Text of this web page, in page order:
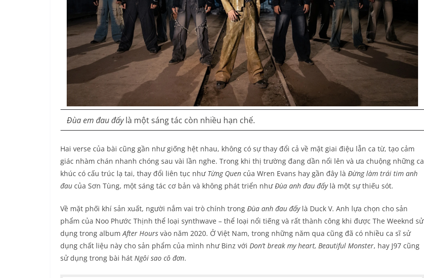
Đùa em đau đấylà một sáng tác còn nhiều hạn chế.
Hai verse của bài cũng gần như giống hệt nhau, không có sự thay đổi cả về mặt giai điệu lẫn ca từ, tạo cảm
giác nhàm chán nhanh chóng sau vài lần nghe. Trong khi thị trường đang dần nổi lên và ưa chuộng những ca
khúc có cấu trúc lạ tai, thay đổi liên tục nhưTừng Quen của Wren Evans hay gần đây là Đừng làm trái tim anh
đau của Sơn Tùng, một sáng tác cơ bản và không phát triển nhưĐùa anh đau đấylà một sự thiếu sót.
Về mặt phối khí sản xuất, người nắm vai trò chính trong Đùa anh đau đấylà Duck V. Anh lựa chọn cho sản
phẩm của Noo Phước Thịnh thể loại synthwave – thể loại nổi tiếng và rất thành công khi được The Weeknd sử
dụng trong album After Hours vào năm 2020. Ở Việt Nam, trong những năm qua cũng đã có nhiều ca sĩ sử
dụng chất liệu này cho sản phẩm của mình như Binz với Don’t break my heart, Beautiful Monster, hay J97 cũng
sử dụng trong bài hát Ngôi sao cô đơn.